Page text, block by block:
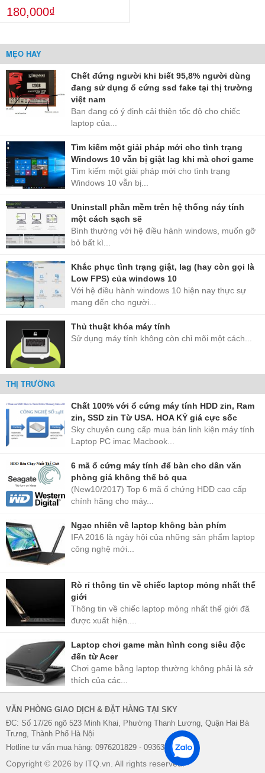
180,000₫
MẸO HAY
Chết đứng người khi biết 95,8% người dùng
đang sử dụng ổ cứng ssd fake tại thị trường
việt nam
Bạn đang có ý định cải thiện tốc độ cho chiếc
laptop của...
Tìm kiếm một giải pháp mới cho tình trạng
Windows 10 vẫn bị giật lag khi mà chơi game
Tìm kiếm một giải pháp mới cho tình trạng
Windows 10 vẫn bị...
Uninstall phần mềm trên hệ thống náy tính
một cách sạch sẽ
Bình thường với hệ điều hành windows, muốn gỡ
bỏ bất kì...
Khắc phục tình trạng giật, lag (hay còn gọi là
Low FPS) của windows 10
Với hệ điều hành windows 10 hiện nay thực sự
mang đến cho người...
Thủ thuật khóa máy tính
Sử dụng máy tính không còn chỉ mõi một cách...
THỊ TRƯỜNG
Chất 100% với ổ cứng máy tính HDD zin, Ram
zin, SSD zin Từ USA. HOA KỲ giá cực sốc
Sky chuyên cung cấp mua bán linh kiện máy tính
Laptop PC imac Macbook...
6 mã ổ cứng máy tính để bàn cho dân văn
phòng giá không thể bỏ qua
(New10/2017) Top 6 mã ổ chứng HDD cao cấp
chính hãng cho máy...
Ngạc nhiên về laptop không bàn phím
IFA 2016 là ngày hội của những sản phẩm laptop
công nghệ mới...
Rò rỉ thông tin về chiếc laptop mỏng nhất thế
giới
Thông tin về chiếc laptop mỏng nhất thế giới đã
được xuất hiện....
Laptop chơi game màn hình cong siêu độc
đến từ Acer
Chơi game bằng laptop thường không phải là sở
thích của các...
VĂN PHÒNG GIAO DỊCH & ĐẶT HÀNG TẠI SKY
ĐC: Số 17/26 ngõ 523 Minh Khai, Phường Thanh Lương, Quận Hai Bà
Trưng, Thành Phố Hà Nội
Hotline tư vấn mua hàng: 0976201829 - 0936338622
Copyright © 2026 by ITQ.vn. All rights reserved.